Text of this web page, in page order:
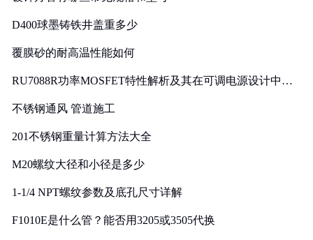
D400球墨铸铁井盖重多少
覆膜砂的耐高温性能如何
RU7088R功率MOSFET特性解析及其在可调电源设计中的
不锈钢通风 管道施工
201不锈钢重量计算方法大全
M20螺纹大径和小径是多少
1-1/4 NPT螺纹参数及底孔尺寸详解
F1010E是什么管？能否用3205或3505代换